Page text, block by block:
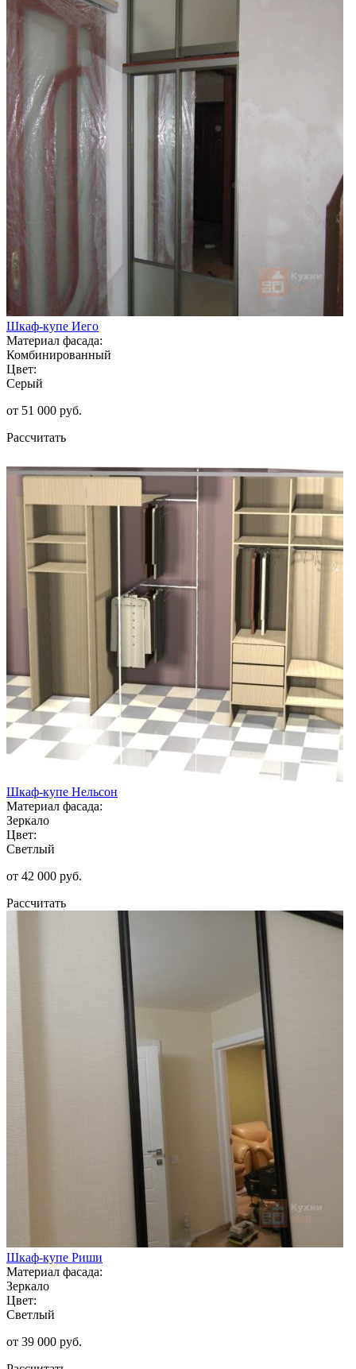
Шкаф-купе Иего
Материал фасада:
Комбинированный
Цвет:
Серый
от 51 000 руб.
Рассчитать
Шкаф-купе Нельсон
Материал фасада:
Зеркало
Цвет:
Светлый
от 42 000 руб.
Рассчитать
Шкаф-купе Риши
Материал фасада:
Зеркало
Цвет:
Светлый
от 39 000 руб.